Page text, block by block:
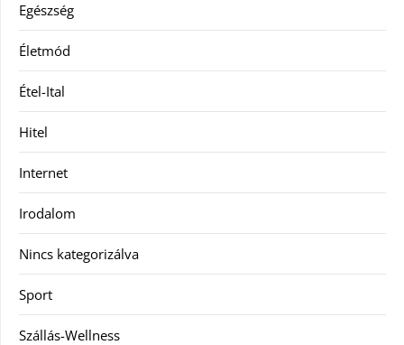
Egészség
Életmód
Étel-Ital
Hitel
Internet
Irodalom
Nincs kategorizálva
Sport
Szállás-Wellness